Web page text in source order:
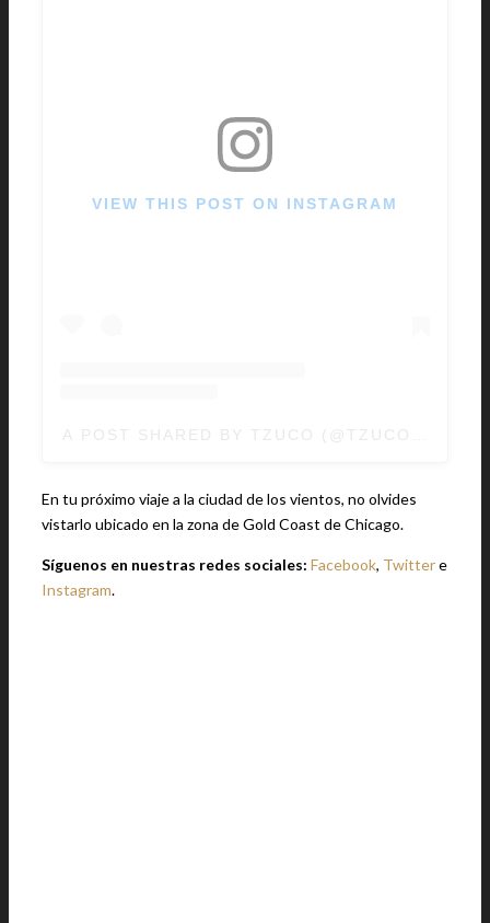
VIEW THIS POST ON INSTAGRAM
En tu próximo viaje a la ciudad de los vientos, no olvides
vistarlo ubicado en la zona de Gold Coast de Chicago.
Síguenos en nuestras redes sociales: Facebook, Twittere
Instagram.